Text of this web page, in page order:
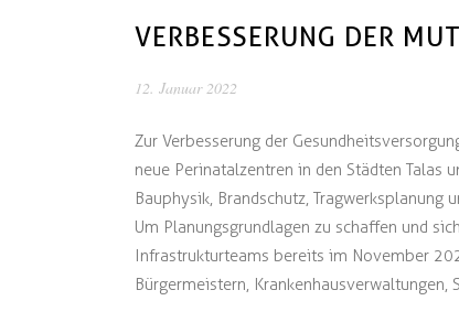
VERBESSERUNG DER
12. Januar 2022
Zur Verbesserung der
neue Perinatalzentren in den Städten
Bauphysik, Brandschutz, Tragwerksplanung
Um Planungsgrundlagen zu schaffen und
Infrastrukturteams bereits im November
Bürgermeistern, Krankenhausverwaltungen,